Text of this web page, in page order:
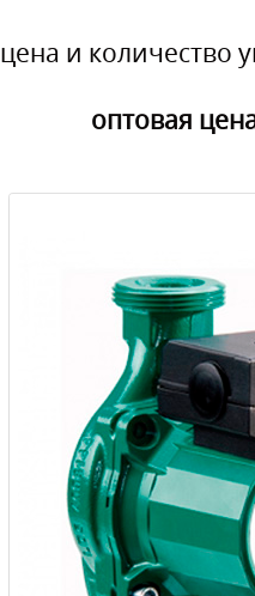
цена и количество
оптовая